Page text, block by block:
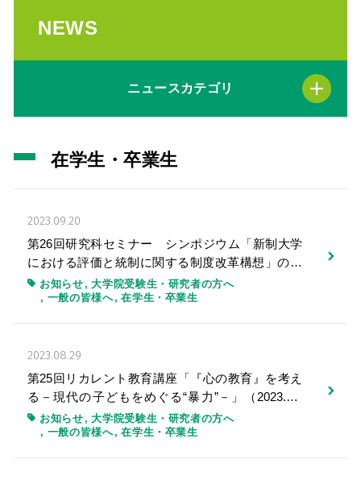
NEWS
ニュースカテゴリ
在学生・卒業生
2023.09.20
第26回研究科セミナー シンポジウム「新制大学
における評価と統制に関する制度改革構想」の開
催(2023.9.10)
お知らせ
大学院受験生・研究者の方へ
一般の皆様へ
在学生・卒業生
2023.08.29
第25回リカレント教育講座「『心の教育』を考え
る－現代の子どもをめぐる“暴力”－」（2023.7.3
0）お知らせ
大学院受験生・研究者の方へ
一般の皆様へ
在学生・卒業生